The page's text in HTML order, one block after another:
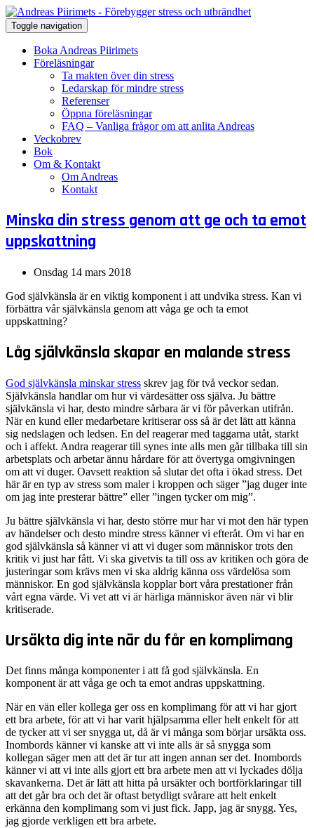
Toggle navigation
Boka Andreas Piirimets
Föreläsningar
Ta makten över din stress
Ledarskap för mindre stress
Referenser
Öppna föreläsningar
FAQ – Vanliga frågor om att anlita Andreas
Veckobrev
Bok
Om & Kontakt
Om Andreas
Kontakt
Minska din stress genom att ge och ta emot
uppskattning
Onsdag 14 mars 2018
God självkänsla är en viktig komponent i att undvika stress. Kan vi
förbättra vår självkänsla genom att våga ge och ta emot
uppskattning?
Låg självkänsla skapar en malande stress
God självkänsla minskar stress skrev jag för två veckor sedan.
Självkänsla handlar om hur vi värdesätter oss själva. Ju bättre
självkänsla vi har, desto mindre sårbara är vi för påverkan utifrån.
När en kund eller medarbetare kritiserar oss så är det lätt att känna
sig nedslagen och ledsen. En del reagerar med taggarna utåt, starkt
och i affekt. Andra reagerar till synes inte alls men går tillbaka till sin
arbetsplats och arbetar ännu hårdare för att övertyga omgivningen
om att vi duger. Oavsett reaktion så slutar det ofta i ökad stress. Det
här är en typ av stress som maler i kroppen och säger ”jag duger inte
om jag inte presterar bättre” eller ”ingen tycker om mig”.
Ju bättre självkänsla vi har, desto större mur har vi mot den här typen
av händelser och desto mindre stress känner vi efteråt. Om vi har en
god självkänsla så känner vi att vi duger som människor trots den
kritik vi just har fått. Vi ska givetvis ta till oss av kritiken och göra de
justeringar som krävs men vi ska aldrig känna oss värdelösa som
människor. En god självkänsla kopplar bort våra prestationer från
vårt egna värde. Vi vet att vi är härliga människor även när vi blir
kritiserade.
Ursäkta dig inte när du får en komplimang
Det finns många komponenter i att få god självkänsla. En
komponent är att våga ge och ta emot andras uppskattning.
När en vän eller kollega ger oss en komplimang för att vi har gjort
ett bra arbete, för att vi har varit hjälpsamma eller helt enkelt för att
de tycker att vi ser snygga ut, då är vi många som börjar ursäkta oss.
Inombords känner vi kanske att vi inte alls är så snygga som
kollegan säger men att det är tur att ingen annan ser det. Inombords
känner vi att vi inte alls gjort ett bra arbete men att vi lyckades dölja
skavankerna. Det är lätt att hitta på ursäkter och bortförklaringar till
att det går bra och det är oftast betydligt svårare att helt enkelt
erkänna den komplimang som vi just fick. Japp, jag är snygg. Yes,
jag gjorde verkligen ett bra arbete.